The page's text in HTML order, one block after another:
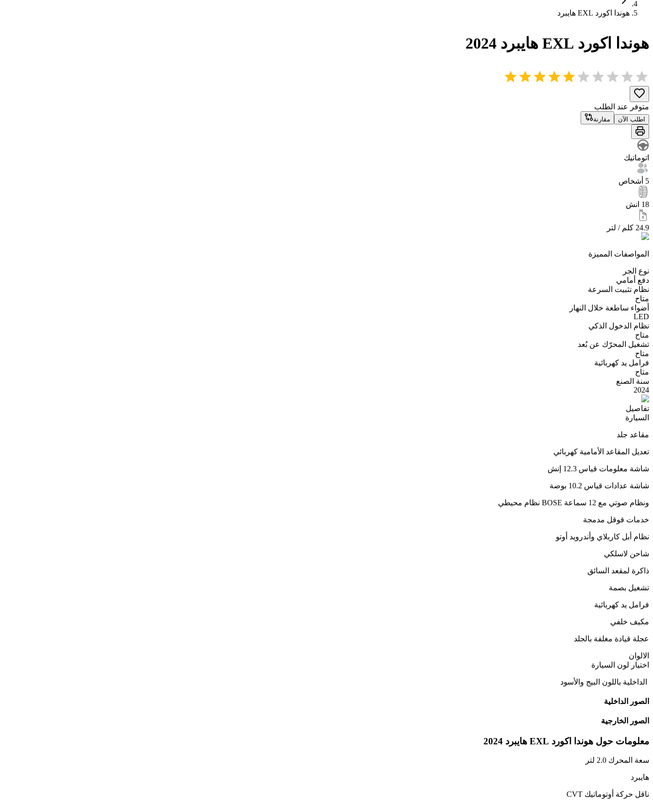
هوندا اكورد EXL هايبرد
هوندا اكورد EXL هايبرد 2024
متوفر عند الطلب
اطلب الآن مقارنة
اتوماتيك
5 أشخاص
18 انش
24.9 كلم / لتر
المواصفات المميزة
نوع الجر
دفع أمامي
نظام تثبيت السرعة
متاح
أضواء ساطعة خلال النهار
LED
نظام الدخول الذكي
متاح
تشغيل المحرّك عن بُعد
متاح
فرامل يد كهربائية
متاح
سنة الصنع
2024
تفاصيل
السيارة
مقاعد جلد
تعديل المقاعد الأمامية كهربائي
شاشة معلومات قياس 12.3 إنش
شاشة عدادات قياس 10.2 بوصة
ونظام صوتي مع 12 سماعة BOSE نظام محيطي
خدمات قوقل مدمجة
نظام أبل كاربلاي وأندرويد أوتو
شاحن لاسلكي
ذاكرة لمقعد السائق
تشغيل بصمة
فرامل يد كهربائية
مكيف خلفي
عجلة قيادة مغلفة بالجلد
الالوان
اختيار لون السيارة
الداخلية باللون البيج والأسود
الصور الداخلية
الصور الخارجية
معلومات حول هوندا اكورد EXL هايبرد 2024
سعة المحرك 2.0 لتر
هايبرد
ناقل حركة أوتوماتيك CVT